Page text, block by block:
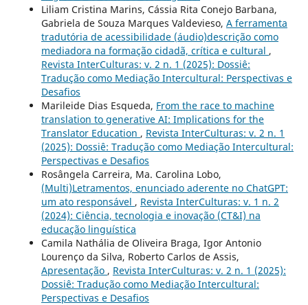
Liliam Cristina Marins, Cássia Rita Conejo Barbana,
Gabriela de Souza Marques Valdevieso, A ferramenta
tradutória de acessibilidade (áudio)descrição como
mediadora na formação cidadã, crítica e cultural ,
Revista InterCulturas: v. 2 n. 1 (2025): Dossiê:
Tradução como Mediação Intercultural: Perspectivas e
Desafios
Marileide Dias Esqueda, From the race to machine
translation to generative AI: Implications for the
Translator Education , Revista InterCulturas: v. 2 n. 1
(2025): Dossiê: Tradução como Mediação Intercultural:
Perspectivas e Desafios
Rosângela Carreira, Ma. Carolina Lobo,
(Multi)Letramentos, enunciado aderente no ChatGPT:
um ato responsável , Revista InterCulturas: v. 1 n. 2
(2024): Ciência, tecnologia e inovação (CT&I) na
educação linguística
Camila Nathália de Oliveira Braga, Igor Antonio
Lourenço da Silva, Roberto Carlos de Assis,
Apresentação , Revista InterCulturas: v. 2 n. 1 (2025):
Dossiê: Tradução como Mediação Intercultural:
Perspectivas e Desafios